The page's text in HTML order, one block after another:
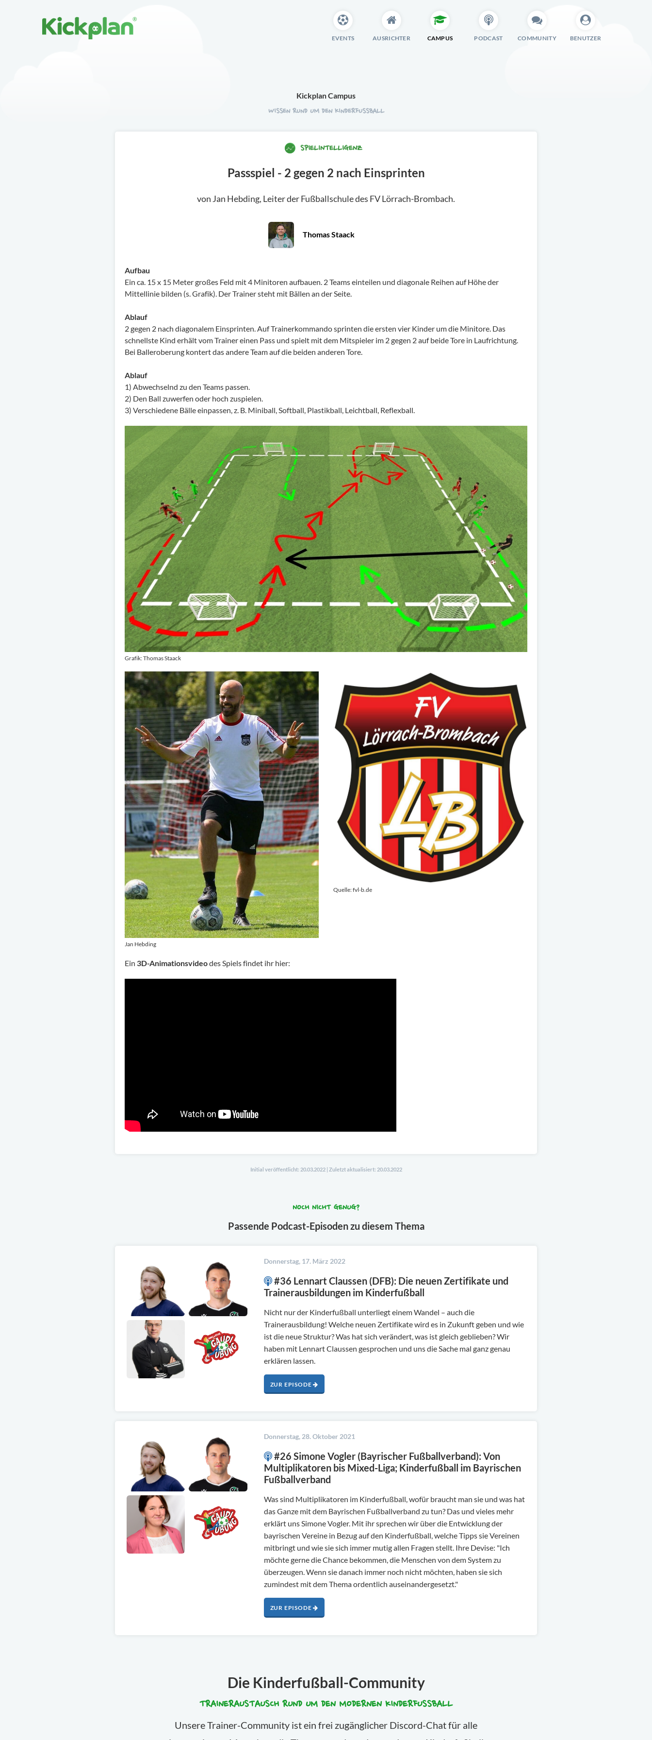
EVENTS AUSRICHTER CAMPUS PODCAST COMMUNITY BENUTZER
Kickplan Campus
WISSEN RUND UM DEN KINDERFUSSBALL
SPIELINTELLIGENZ
Passspiel - 2 gegen 2 nach Einsprinten
von Jan Hebding, Leiter der Fußballschule des FV Lörrach-Brombach.
Thomas Staack
Aufbau
Ein ca. 15 x 15 Meter großes Feld mit 4 Minitoren aufbauen. 2 Teams einteilen und diagonale Reihen auf Höhe der
Mittellinie bilden (s. Grafik). Der Trainer steht mit Bällen an der Seite.
Ablauf
2 gegen 2 nach diagonalem Einsprinten. Auf Trainerkommando sprinten die ersten vier Kinder um die Minitore. Das
schnellste Kind erhält vom Trainer einen Pass und spielt mit dem Mitspieler im 2 gegen 2 auf beide Tore in Laufrichtung.
Bei Balleroberung kontert das andere Team auf die beiden anderen Tore.
Ablauf
1) Abwechselnd zu den Teams passen.
2) Den Ball zuwerfen oder hoch zuspielen.
3) Verschiedene Bälle einpassen, z. B. Miniball, Softball, Plastikball, Leichtball, Reflexball.
Grafik: Thomas Staack
Jan Hebding
Quelle: fvl-b.de
Ein 3D-Animationsvideodes Spiels findet ihr hier:
Initial veröffentlicht: 20.03.2022 | Zuletzt aktualisiert: 20.03.2022
NOCH NICHT GENUG?
Passende Podcast-Episoden zu diesem Thema
Donnerstag, 17. März 2022
#36 Lennart Claussen (DFB): Die neuen Zertifikate und
Trainerausbildungen im Kinderfußball
Nicht nur der Kinderfußball unterliegt einem Wandel – auch die
Trainerausbildung! Welche neuen Zertifikate wird es in Zukunft geben und wie
ist die neue Struktur? Was hat sich verändert, was ist gleich geblieben? Wir
haben mit Lennart Claussen gesprochen und uns die Sache mal ganz genau
erklären lassen.
ZUR EPISODE
Donnerstag, 28. Oktober 2021
#26 Simone Vogler (Bayrischer Fußballverband): Von
Multiplikatoren bis Mixed-Liga; Kinderfußball im Bayrischen
Fußballverband
Was sind Multiplikatoren im Kinderfußball, wofür braucht man sie und was hat
das Ganze mit dem Bayrischen Fußballverband zu tun? Das und vieles mehr
erklärt uns Simone Vogler. Mit ihr sprechen wir über die Entwicklung der
bayrischen Vereine in Bezug auf den Kinderfußball, welche Tipps sie Vereinen
mitbringt und wie sie sich immer mutig allen Fragen stellt. Ihre Devise: "Ich
möchte gerne die Chance bekommen, die Menschen von dem System zu
überzeugen. Wenn sie danach immer noch nicht möchten, haben sie sich
zumindest mit dem Thema ordentlich auseinandergesetzt."
ZUR EPISODE
Die Kinderfußball-Community
TRAINERAUSTAUSCH RUND UM DEN MODERNEN KINDERFUSSBALL
Unsere Trainer-Community ist ein frei zugänglicher Discord-Chat für alle